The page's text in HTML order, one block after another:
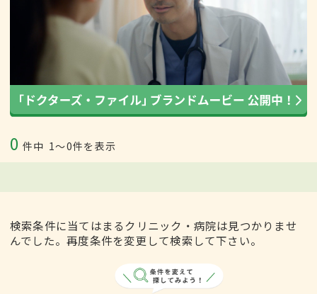
0 件中 1〜0件を表示
検索条件に当てはまるクリニック・病院は見つかりませ
んでした。再度条件を変更して検索して下さい。